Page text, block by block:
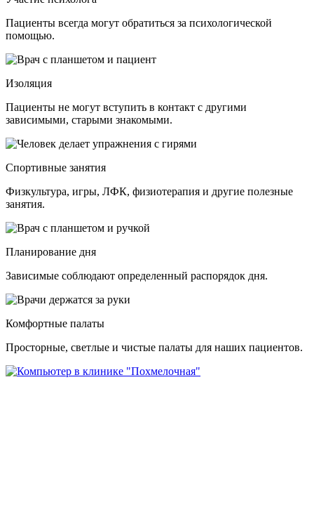
Пациенты всегда могут обратиться за психологической
помощью.
Изоляция
Пациенты не могут вступить в контакт с другими
зависимыми, старыми знакомыми.
Спортивные занятия
Физкультура, игры, ЛФК, физиотерапия и другие полезные
занятия.
Планирование дня
Зависимые соблюдают определенный распорядок дня.
Комфортные палаты
Просторные, светлые и чистые палаты для наших пациентов.